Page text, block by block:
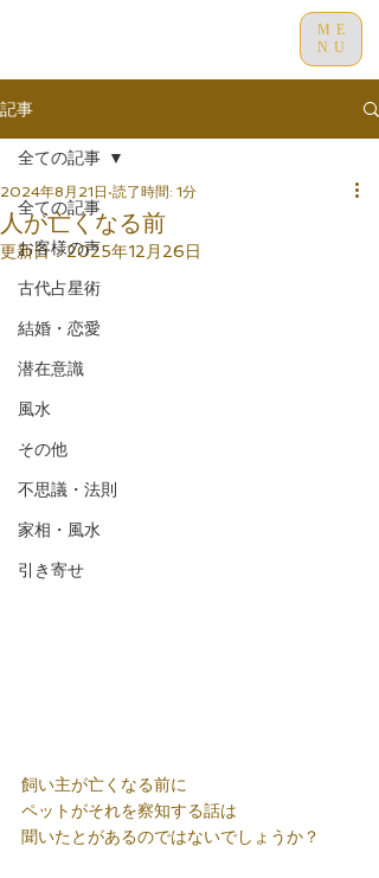
ME
NU
記事
全ての記事
お客様の声
古代占星術
結婚・恋愛
潜在意識
風水
その他
不思議・法則
家相・風水
引き寄せ
全ての記事
人が亡くなる前
2024年8月21日 読了時間: 1分
更新日：2025年12月26日
飼い主が亡くなる前に
ペットがそれを察知する話は
聞いたとがあるのではないでしょうか？